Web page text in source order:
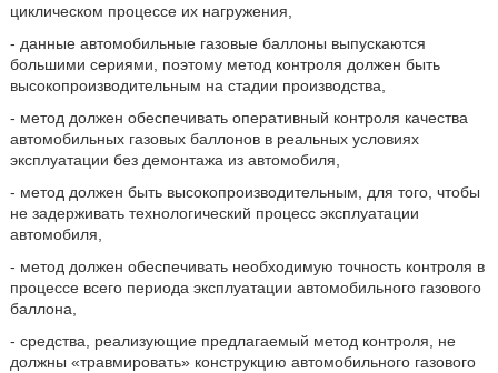
циклическом процессе их нагружения,
- данные автомобильные газовые баллоны выпускаются
большими сериями, поэтому метод контроля должен быть
высокопроизводительным на стадии производства,
- метод должен обеспечивать оперативный контроля качества
автомобильных газовых баллонов в реальных условиях
эксплуатации без демонтажа из автомобиля,
- метод должен быть высокопроизводительным, для того, чтобы
не задерживать технологический процесс эксплуатации
автомобиля,
- метод должен обеспечивать необходимую точность контроля в
процессе всего периода эксплуатации автомобильного газового
баллона,
- средства, реализующие предлагаемый метод контроля, не
должны «травмировать» конструкцию автомобильного газового